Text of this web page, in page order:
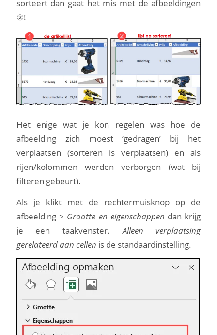
sorteert dan gaat het mis met de afbeeldingen
②!
Het enige wat je kon regelen was hoe de
afbeelding zich moest ‘gedragen’ bij het
verplaatsen (sorteren is verplaatsen) en als
rijen/kolommen werden verborgen (wat bij
filteren gebeurt).
Als je klikt met de rechtermuisknop op de
afbeelding > Grootte en eigenschappen dan krijg
je een taakvenster.Alleen verplaatsing
gerelateerd aan cellen is de standaardinstelling.